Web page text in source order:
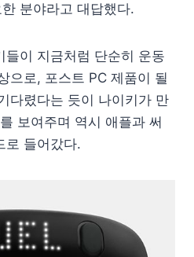
분야라고 대답했다.
들이 지금처럼 단순히 운동
으로, 포스트 PC 제품이 될
다렸다는 듯이 나이키가 만
보여주며 역시 애플과 써
로 들어갔다.